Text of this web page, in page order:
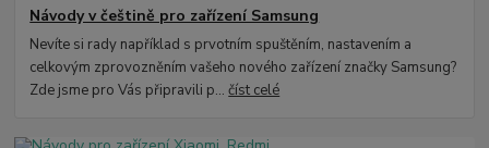
Návody v češtině pro zařízení Samsung
Nevíte si rady například s prvotním spuštěním, nastavením a
celkovým zprovozněním vašeho nového zařízení značky Samsung?
Zde jsme pro Vás připravili p...číst celé